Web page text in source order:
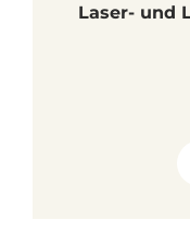
Laser- und